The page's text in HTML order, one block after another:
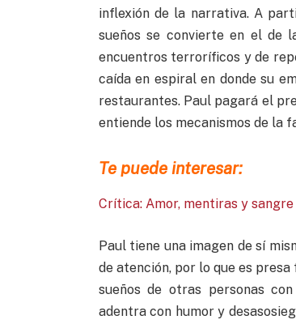
inflexión de la narrativa. A
sueños se convierte en el de
encuentros terroríficos y de
caída en espiral en donde su
restaurantes. Paul pagará el
entiende los mecanismos de la
Te puede interesar:
Crítica: Amor, mentiras y sangre
Paul tiene una imagen de sí
de atención, por lo que es
sueños de otras personas
adentra con humor y